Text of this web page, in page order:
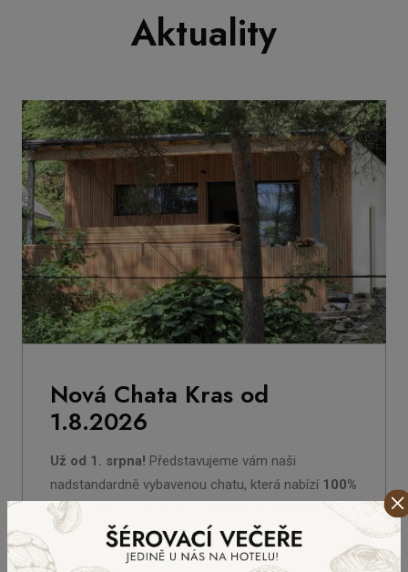
Aktuality
Nová Chata Kras od
1.8.2026
Už od 1. srpna! Představujeme vám naši
nadstandardně vybavenou chatu, která nabízí 100%
soukromí
DETAIL AKTUALITY